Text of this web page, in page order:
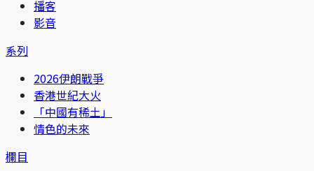
播客
影音
系列
2026伊朗戰爭
香港世紀大火
「中國有稀土」
情色的未來
欄目